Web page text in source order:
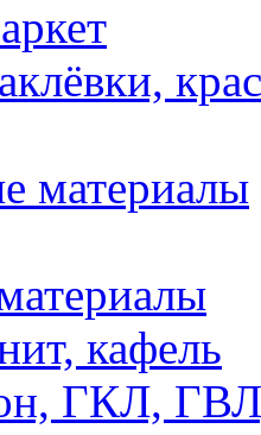
материалы
кафель
ГКЛ,